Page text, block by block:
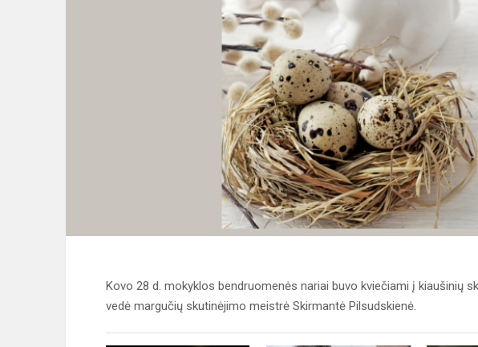
Kovo 28 d. mokyklos bendruomenės nariai buvo kviečiami į kiaušinių
vedė margučių skutinėjimo meistrė Skirmantė Pilsudskienė.